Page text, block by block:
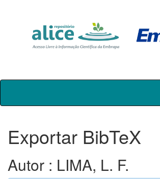
Skip
Exportar BibTeX
Autor : LIMA, L. F.